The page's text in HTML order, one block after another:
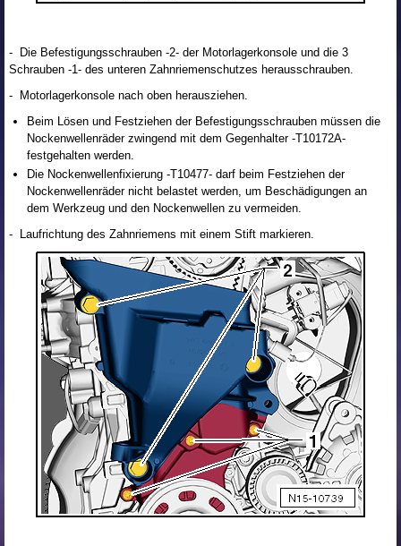
- Die Befestigungsschrauben -2- der Motorlagerkonsole und die 3
Schrauben -1- des unteren Zahnriemenschutzes herausschrauben.
- Motorlagerkonsole nach oben herausziehen.
Beim Lösen und Festziehen der Befestigungsschrauben müssen die
Nockenwellenräder zwingend mit dem Gegenhalter -T10172A-
festgehalten werden.
Die Nockenwellenfixierung -T10477- darf beim Festziehen der
Nockenwellenräder nicht belastet werden, um Beschädigungen an
dem Werkzeug und den Nockenwellen zu vermeiden.
- Laufrichtung des Zahnriemens mit einem Stift markieren.